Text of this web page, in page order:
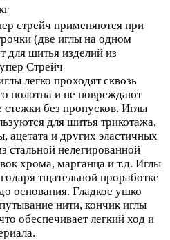
стрейч применяются при
(две иглы на одном
для шитья изделий из
Стрейч
легко проходят сквозь
полотна и не повреждают
без пропусков. Иглы
для шитья трикотажа,
ацетата и других эластичных
стальной нелегированной
хрома, марганца и т.д. Иглы
тщательной проработке
основания. Гладкое ушко
нити, кончик иглы
обеспечивает легкий ход и